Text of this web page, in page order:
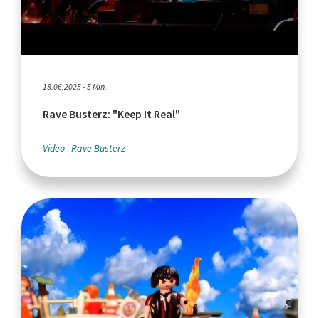
18.06.2025 - 5 Min.
Rave Busterz: "Keep It Real"
Video Rave Busterz